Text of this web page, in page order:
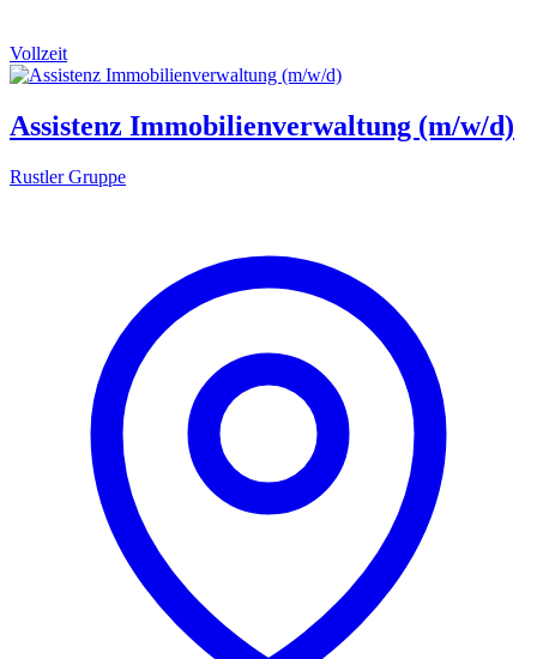
Vollzeit
Assistenz Immobilienverwaltung (m/w/d)
Rustler Gruppe